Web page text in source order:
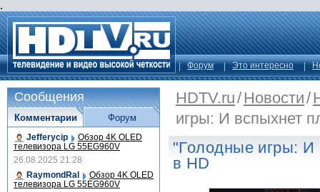
.
Форум Это интересно
HDTV.ru/Новости/
игры: И вспыхнет
"Голодные игры: И
в HD
Сообщения
Комментарии
Jefferycip Обзор 4K OLED
телевизора LG 55EG960V
26.08.2025 21:28
RaymondRal
Обзор 4K OLED
телевизора LG 55EG960V
Форум